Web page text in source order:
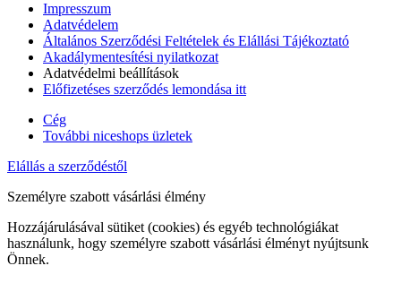
Impresszum
Adatvédelem
Általános Szerződési Feltételek és Elállási Tájékoztató
Akadálymentesítési nyilatkozat
Adatvédelmi beállítások
Előfizetéses szerződés lemondása itt
Cég
További niceshops üzletek
Elállás a szerződéstől
Személyre szabott vásárlási élmény
Hozzájárulásával sütiket (cookies) és egyéb technológiákat
használunk, hogy személyre szabott vásárlási élményt nyújtsunk
Önnek.